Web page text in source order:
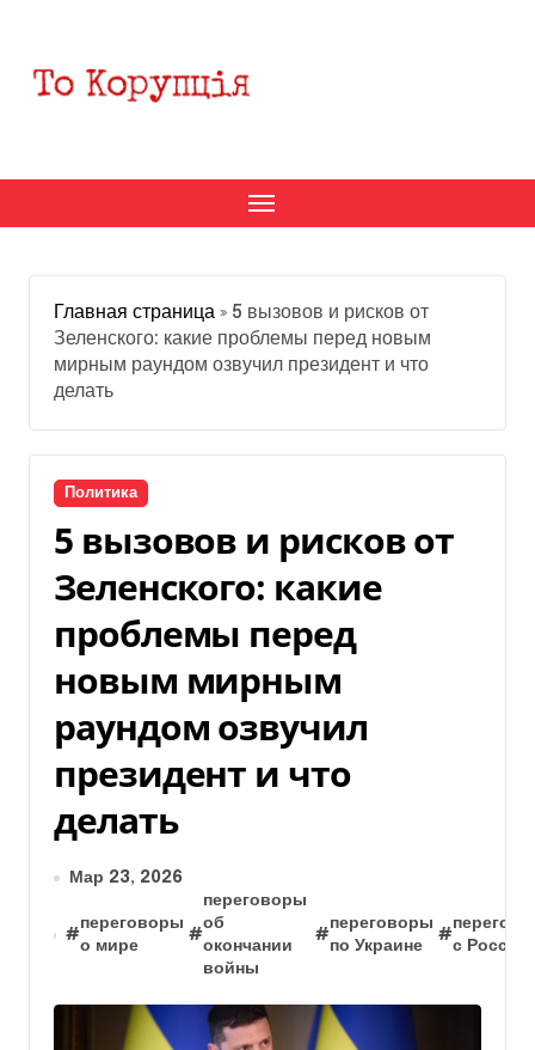
содержанию
Главная страница » 5 вызовов и рисков от
Зеленского: какие проблемы перед новым
мирным раундом озвучил президент и что
делать
Политика
5 вызовов и рисков от
Зеленского: какие
проблемы перед
новым мирным
раундом озвучил
президент и что
делать
Мар 23, 2026
#
переговоры
о мире
#
переговоры
об
окончании
войны
#
переговоры
по Украине
#
с